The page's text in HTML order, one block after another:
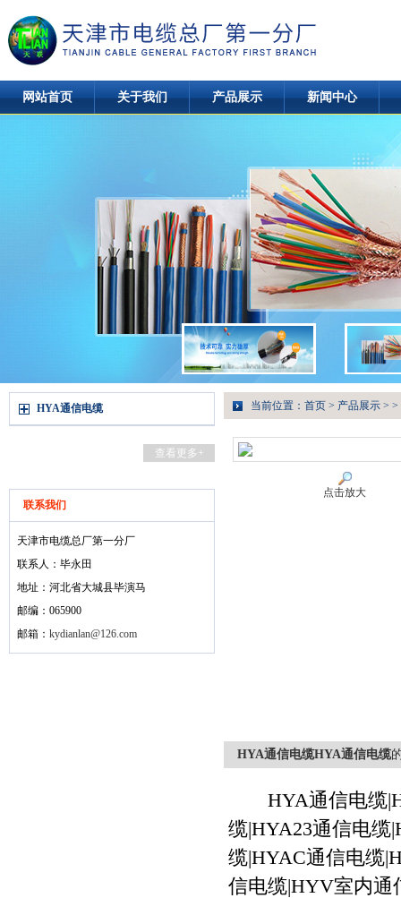
网站首页 关于我们 产品展示 新闻中心
HYA通信电缆
查看更多+
联系我们
天津市电缆总厂第一分厂
联系人：毕永田
地址：河北省大城县毕演马
邮编：065900
邮箱： kydianlan@126.com
当前位置： 首页 > 产品展示 > >
点击放大
HYA通信电缆HYA通信电缆
HYA通信电缆
缆|HYA23通信电缆
缆|HYAC通信电缆
信电缆|HYV室内通